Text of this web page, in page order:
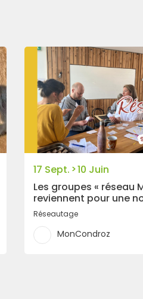
17 Sept. >10 Juin
Les groupes « réseau
reviennent pour une
Réseautage
MonCondroz